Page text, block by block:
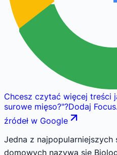
Chcesz czytać więcej treści
surowe mięso?"?Dodaj
źródeł w Google
Jedna z
domowych nazywa się